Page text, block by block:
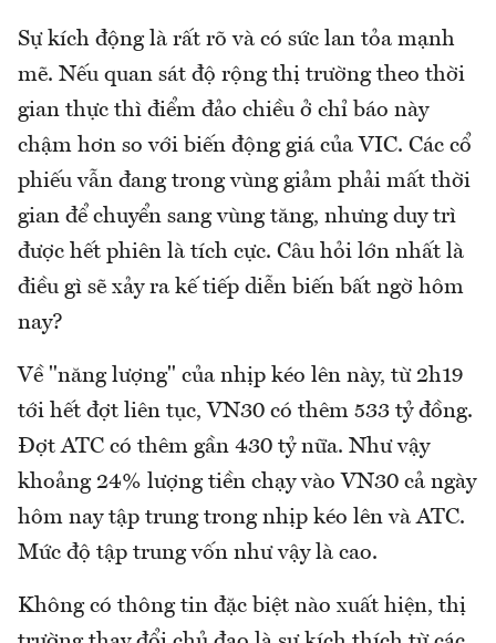
Sự kích động là rất rõ và có sức lan tỏa mạnh
mẽ. Nếu quan sát độ rộng thị trường theo thời
gian thực thì điểm đảo chiều ở chỉ báo này
chậm hơn so với biến động giá của VIC. Các cổ
phiếu vẫn đang trong vùng giảm phải mất thời
gian để chuyển sang vùng tăng, nhưng duy trì
được hết phiên là tích cực. Câu hỏi lớn nhất là
điều gì sẽ xảy ra kế tiếp diễn biến bất ngờ hôm
nay?
Về "năng lượng" của nhịp kéo lên này, từ 2h19
tới hết đợt liên tục, VN30 có thêm 533 tỷ đồng.
Đợt ATC có thêm gần 430 tỷ nữa. Như vậy
khoảng 24% lượng tiền chạy vào VN30 cả ngày
hôm nay tập trung trong nhịp kéo lên và ATC.
Mức độ tập trung vốn như vậy là cao.
Không có thông tin đặc biệt nào xuất hiện, thị